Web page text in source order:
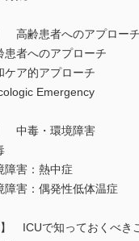
高齢患者へのアプロー
者へのアプローチ
ア的アプローチ
Emergency
中毒・環境障害
害：熱中症
害：偶発性低体温症
】 ICUで知っておくべき